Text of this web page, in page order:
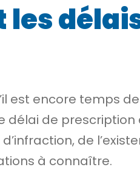
est encore temps
délai de prescription
de
à connaître.